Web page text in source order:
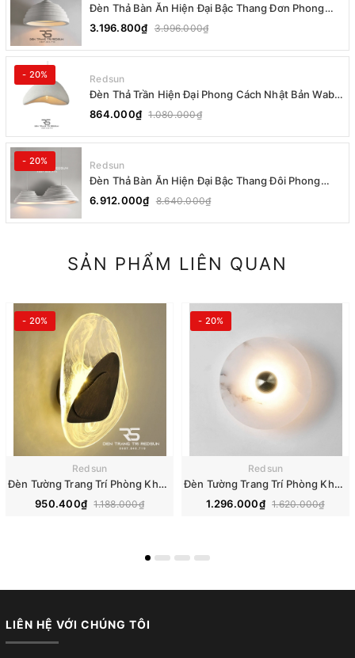
Đèn Thả Bàn Ăn Hiện Đại Bậc Thang Đơn Phong
Cách Nhật Bản Wabi-sabi DC-T078B
3.196.800₫ 3.996.000₫
- 20% Redsun
Đèn Thả Trần Hiện Đại Phong Cách Nhật Bản Wabi-
sabi CDT-T036 Dáng A
864.000₫ 1.080.000₫
- 20% Redsun
Đèn Thả Bàn Ăn Hiện Đại Bậc Thang Đôi Phong
Cách Nhật Bản Wabi-sabi DC-T078A
6.912.000₫ 8.640.000₫
SẢN PHẨM LIÊN QUAN
- 20%
Redsun
Đèn Tường Trang Trí Phòng Khách, Phòng Ngủ, Cầu Thang Phong Cách Bắc Âu Chất Liệu Pha Lê DT-118
950.400₫ 1.188.000₫
- 20%
Redsun
Đèn Tường Trang Trí Phòng Khách, Phòng Ngủ, Cầu Thang Phong Cách Bắc Âu Chất Liệu Đá Cẩm Thạch DT-112
1.296.000₫ 1.620.000₫
LIÊN HỆ VỚI CHÚNG TÔI